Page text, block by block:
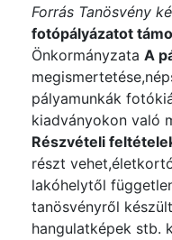
Forrás Tanösvény
fotópályázatot
Önkormányzata A
pályamunkák
kiadványokon való
Részvételi
részt
lakóhelytől
tanösvényről
hangulatképek stb.